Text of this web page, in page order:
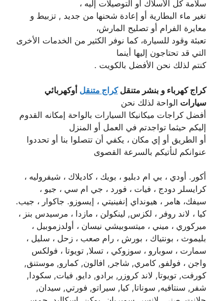
سلامة كل الأسلاك أو التوصيلات إليه ،
تغير ماء البطارية أو إعادة شحنها من جديد , تزبيط و
معايرة الفرام أو تصليح المارش،
تعبئة وقود للسيارة، كما نوفر الكثير من الخدمات الأخرى
التي قد تحتاجون إليها أينما
كنتم لذلك نحن الأفضل بالكويت .
كراج كهرباء و بنشر متنقلكراج متنقل أوكهربائي
سيارات الواحة لذلك نحن
أفضل كراجات ميكانيكا السيارات بالواحة إمكانه القدوم
إليكم حيثما تواجدتم في العمل أو المنزل
أو الطريق أو إي مكان ، يكفي أن تتصلوا بنا أو تحددوا
عنوانكم لنأتيكم بالسرعة القصوى
أكور. أودي ، بي ام دبليو ، بويك ، كاديلاك ، شيفروليه ،
كرايسلر دودج ، فيات ، فورد ، جي ام سي ، جيو ،
سيفك، هامر ، هيونداي إنفينيتي ، إيسوزو. جاكوار ، جيب.
كيا ، لاند روفر ، لكزس, لينكولن ، مازدا ، مرسيدس بنز ،
ميركوري ، ميني ، ميتسوبيشي نيسان ، أولدزموبيل ،
بليموث ، بونتياك ، بورش ، رام صعب ، زحل ، سليل ،
سمارت ، سوبارو ، سوزوكي ، تسلا, تويوتا ، فولكس
واجن ، فولفو, كامري, شاجر, افالون, كمارو, موستنق,
كورفت, تويوتا, لاند كروزر, برادو, دايو, فيات, سكودا,
شفر, سنتافيه, سوناتا, كيا, سيراتو, فورتي, سيدان,